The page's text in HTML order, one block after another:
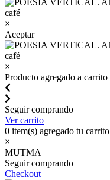
×
Aceptar
×
Producto agregado a carrito
Seguir comprando
Ver carrito
0 item(s) agregado tu carrito
×
MUTMA
Seguir comprando
Checkout